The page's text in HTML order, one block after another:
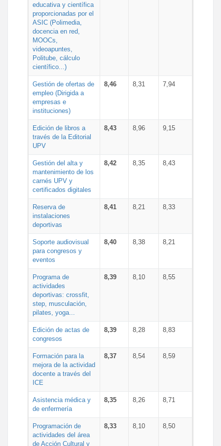
educativa y científica
proporcionadas por el
ASIC (Polimedia,
docencia en red,
MOOCs,
videoapuntes,
Politube, cálculo
científico...)
Gestión de ofertas de
empleo (Dirigida a
empresas e
instituciones)
8,46 8,31 7,94
Edición de libros a
través de la Editorial
UPV
8,43 8,96 9,15
Gestión del alta y
mantenimiento de los
carnés UPV y
certificados digitales
8,42 8,35 8,43
Reserva de
instalaciones
deportivas
8,41 8,21 8,33
Soporte audiovisual
para congresos y
eventos
8,40 8,38 8,21
Programa de
actividades
deportivas: crossfit,
step, musculación,
pilates, yoga...
8,39 8,10 8,55
Edición de actas de
congresos
8,39 8,28 8,83
Formación para la
mejora de la actividad
docente a través del
ICE
8,37 8,54 8,59
Asistencia médica y
de enfermería
8,35 8,26 8,71
Programación de
actividades del área
de Acción Cultural y
8,33 8,10 8,50